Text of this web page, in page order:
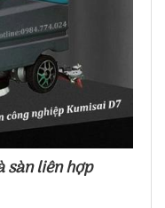
sàn liên hợp